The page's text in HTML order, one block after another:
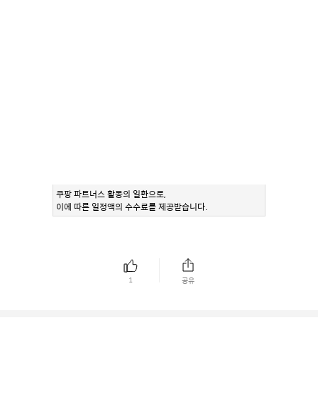
쿠팡 파트너스 활동의 일환으로,
이에 따른 일정액의 수수료를 제공받습니다.
1 공유